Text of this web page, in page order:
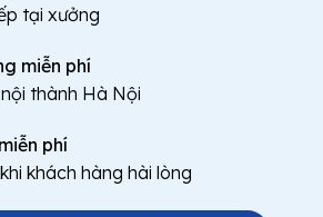
tại xưởng
miễn phí
thành Hà Nội
phí
khách hàng hài lòng